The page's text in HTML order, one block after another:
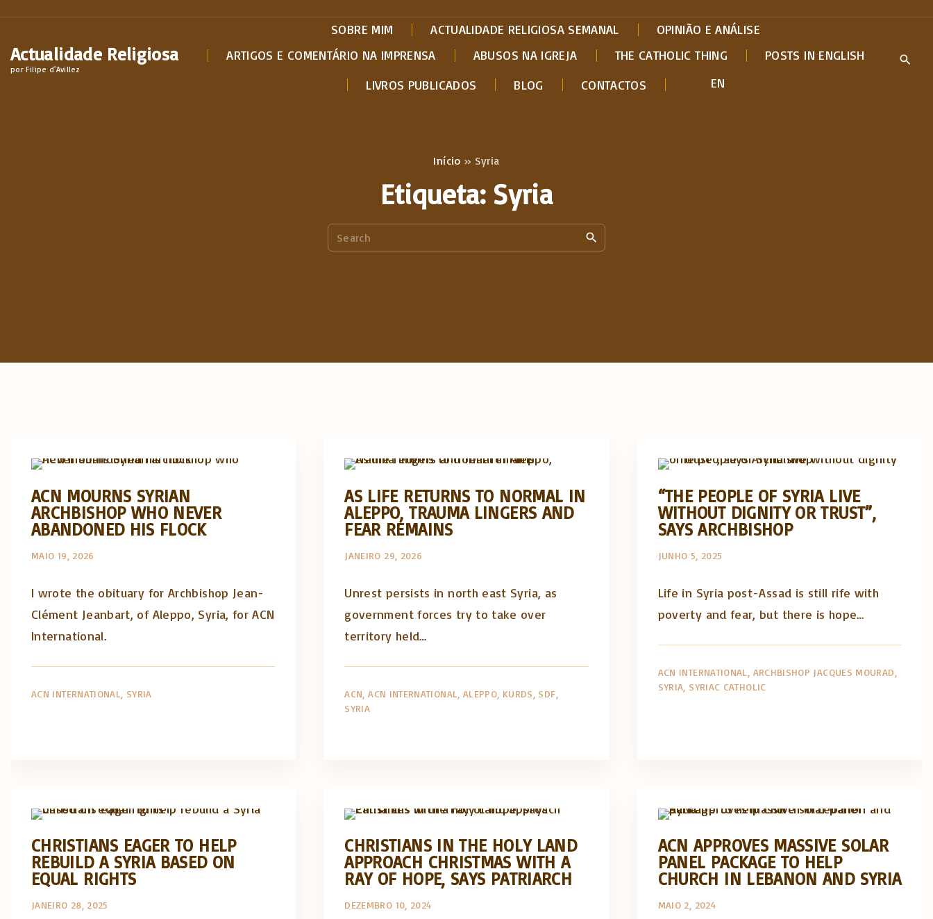
Actualidade Religiosa
por Filipe d'Avillez
SOBRE MIM ACTUALIDADE RELIGIOSA SEMANAL
OPINIÃO E ANÁLISE
ARTIGOS E COMENTÁRIO NA IMPRENSA
ABUSOS NA IGREJA THE CATHOLIC THING
POSTS IN ENGLISH
LIVROS PUBLICADOS
BLOG CONTACTOS EN
Início » Syria
Etiqueta: Syria
e
ACN MOURNS SYRIAN
ARCHBISHOP WHO NEVER
ABANDONED HIS FLOCK
MAIO 19, 2026
I wrote the obituary for Archbishop Jean-
Clément Jeanbart, of Aleppo, Syria, for ACN
International.
ACN INTERNATIONAL SYRIA
AS LIFE RETURNS TO NORMAL IN
ALEPPO, TRAUMA LINGERS AND
FEAR REMAINS
JANEIRO 29, 2026
Unrest persists in north east Syria, as
government forces try to take over
territory held…
ACN ACN INTERNATIONAL ALEPPO KURDS SDF
SYRIA
“THE PEOPLE OF SYRIA LIVE
WITHOUT DIGNITY OR TRUST”,
SAYS ARCHBISHOP
JUNHO 5, 2025
Life in Syria post-Assad is still rife with
poverty and fear, but there is hope…
ACN INTERNATIONAL ARCHBISHOP JACQUES MOURAD
SYRIA SYRIAC CATHOLIC
CHRISTIANS EAGER TO HELP
REBUILD A SYRIA BASED ON
EQUAL RIGHTS
JANEIRO 28, 2025
CHRISTIANS IN THE HOLY LAND
APPROACH CHRISTMAS WITH A
RAY OF HOPE, SAYS PATRIARCH
DEZEMBRO 10, 2024
ACN APPROVES MASSIVE SOLAR
PANEL PACKAGE TO HELP
CHURCH IN LEBANON AND SYRIA
MAIO 2, 2024